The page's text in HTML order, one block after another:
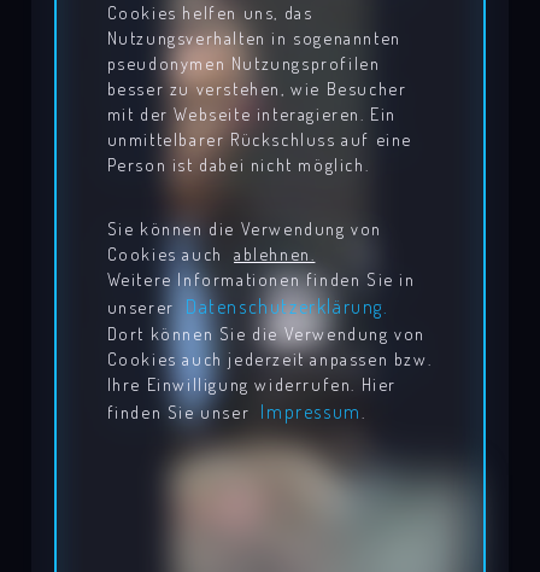
Cookies helfen uns, das
Nutzungsverhalten in sogenannten
pseudonymen Nutzungsprofilen
besser zu verstehen, wie Besucher
mit der Webseite interagieren. Ein
unmittelbarer Rückschluss auf eine
Person ist dabei nicht möglich.
Sie können die Verwendung von
Cookies auchablehnen.
Weitere Informationen finden Sie in
unserer Datenschutzerklärung.
Dort können Sie die Verwendung von
Cookies auch jederzeit anpassen bzw.
Ihre Einwilligung widerrufen. Hier
finden Sie unser Impressum